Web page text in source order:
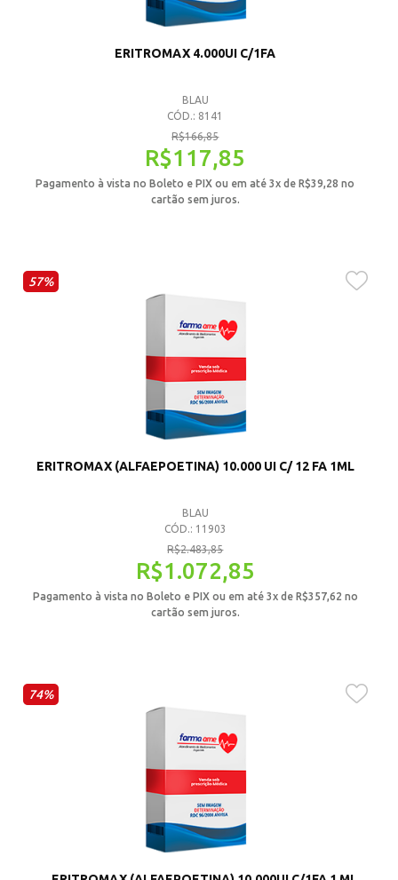
ERITROMAX 4.000UI C/1FA
BLAU
CÓD.: 8141
R$166,85
R$117,85
Pagamento à vista no Boleto e PIX ou em até 3x deR$39,28 no
cartão sem juros.
57%
ERITROMAX (ALFAEPOETINA) 10.000 UI C/ 12 FA 1ML
BLAU
CÓD.: 11903
R$2.483,85
R$1.072,85
Pagamento à vista no Boleto e PIX ou em até 3x de R$357,62 no
cartão sem juros.
74%